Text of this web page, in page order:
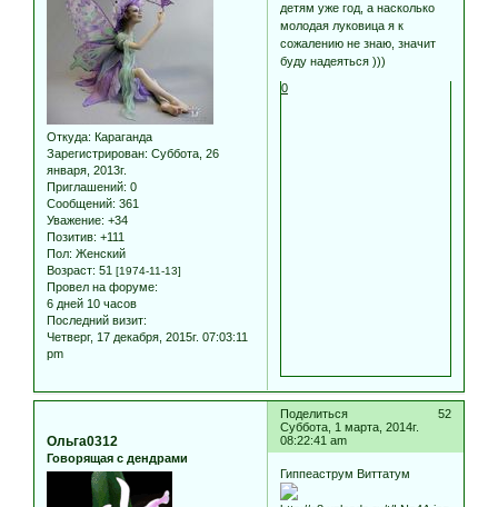
Откуда: Караганда
Зарегистрирован: Суббота, 26
января, 2013г.
Приглашений: 0
Сообщений: 361
Уважение: +34
Позитив: +111
Пол: Женский
Возраст: 51 [1974-11-13]
Провел на форуме:
6 дней 10 часов
Последний визит:
Четверг, 17 декабря, 2015г. 07:03:11
pm
детям уже год, а насколько
молодая луковица я к
сожалению не знаю, значит
буду надеяться )))
0
Поделиться
52
Суббота, 1 марта, 2014г.
08:22:41 am
Ольга0312
Говорящая с дендрами
Гиппеаструм Виттатум